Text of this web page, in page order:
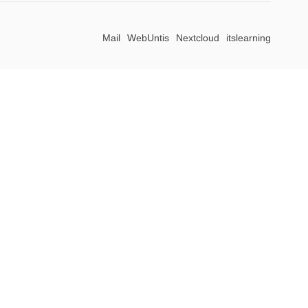
Mail WebUntis Nextcloud itslearning